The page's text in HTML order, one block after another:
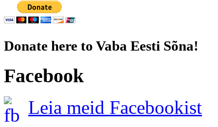
Donate here to Vaba Eesti Sõna!
Facebook
Leia meid Facebookist